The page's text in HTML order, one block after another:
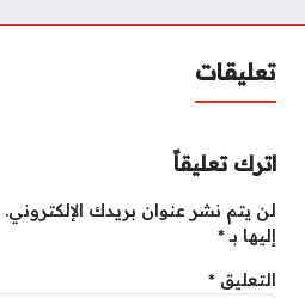
تعليقات
اترك تعليقاً
لن يتم نشر عنوان بريدك الإلكتروني.
إليها بـ*
التعليق *